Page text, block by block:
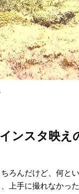
ンスタ映え
ろんだけど、何と
上手に撮れなかっ